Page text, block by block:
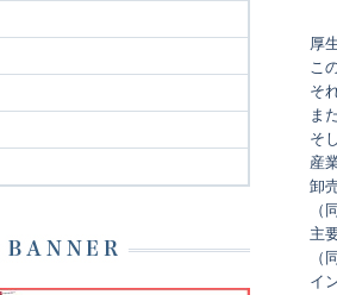
厚
こ
そ
ま
そ
産
卸
（
主
（
イ